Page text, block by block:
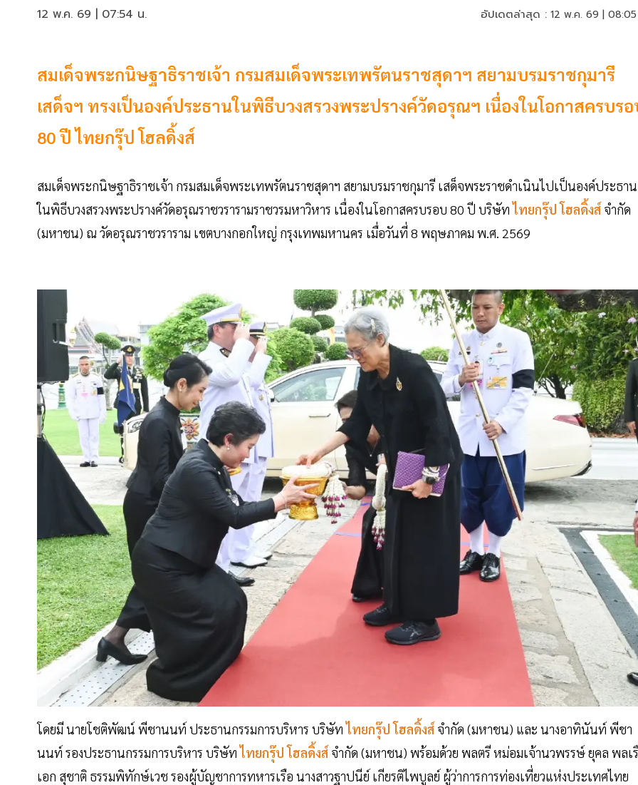
12 พ.ค. 69 | 07:54 น. อัปเดตล่าสุด : 12 พ.ค. 69 |
สมเด็จพระกนิษฐาธิราชเจ้า กรมสมเด็จพระเทพรัตนราชสุดาฯ สยามบรมราชกุมารี
เสด็จฯ ทรงเป็นองค์ประธานในพิธีบวงสรวงพระปรางค์วัดอรุณฯ เนื่องในโอกาสครบร
80 ปี ไทยกรุ๊ป โฮลดิ้งส์
สมเด็จพระกนิษฐาธิราชเจ้า กรมสมเด็จพระเทพรัตนราชสุดาฯ สยามบรมราชกุมารี เสด็จพระราชดำเนินไปเป็นองค์ประธาน
ในพิธีบวงสรวงพระปรางค์วัดอรุณราชวรารามราชวรมหาวิหาร เนื่องในโอกาสครบรอบ 80 ปี บริษัทไทยกรุ๊ป โฮลดิ้งส์ จำกัด
(มหาชน) ณ วัดอรุณราชวราราม เขตบางกอกใหญ่ กรุงเทพมหานคร เมื่อวันที่ 8 พฤษภาคม พ.ศ. 2569
โดยมี นายโชติพัฒน์ พีชานนท์ ประธานกรรมการบริหาร บริษัทไทยกรุ๊ป โฮลดิ้งส์ จำกัด (มหาชน) และ นางอาทินันท์ พีชา
นนท์ รองประธานกรรมการบริหาร บริษัทไทยกรุ๊ป โฮลดิ้งส์ จำกัด (มหาชน) พร้อมด้วย พลตรี หม่อมเจ้านวพรรษ์ ยุคล พลเ
เอก สุชาติ ธรรมพิทักษ์เวช รองผู้บัญชาการทหารเรือ นางสาวฐาปนีย์ เกียรติไพบูลย์ ผู้ว่าการการท่องเที่ยวแห่งประเทศไทย